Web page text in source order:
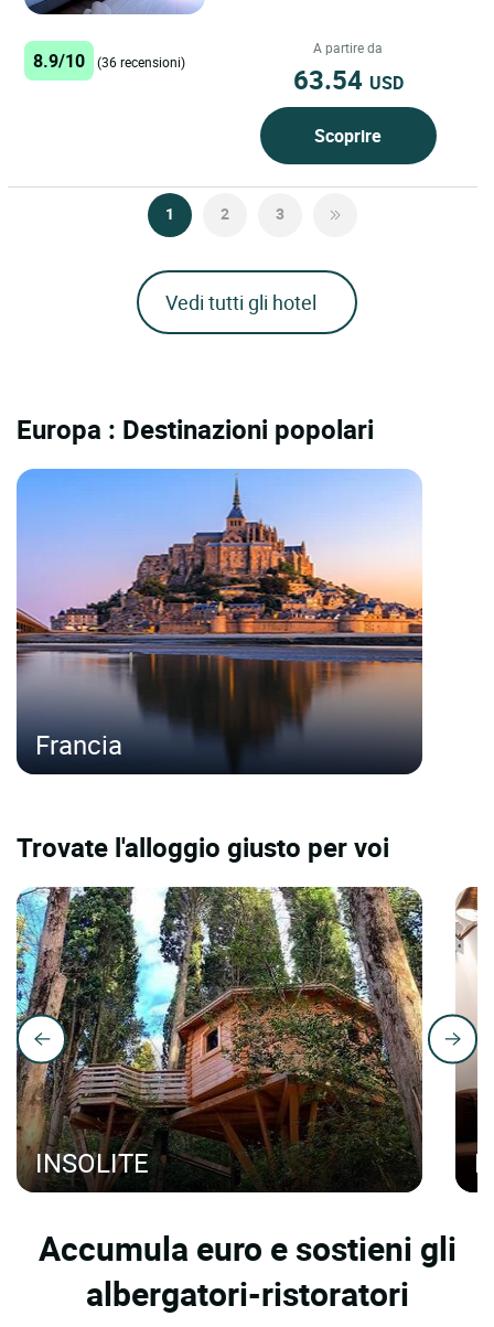
8.9/10 (36 recensioni)
A partire da
63.54 USD
Scoprire
1 2 3
Vedi tutti gli hotel
Europa : Destinazioni popolari
Francia
Trovate l'alloggio giusto per voi
INSOLITE
Accumula euro e sostieni gli
albergatori-ristoratori